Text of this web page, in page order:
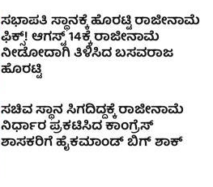
ಸಭಾಪತಿ ಸ್ಥಾನಕ್ಕೆ ಹೊರಟ್ಟಿ ರಾಜೀನಾಮೆ
ಫಿಕ್ಸ್! ಆಗಸ್ಟ್ 14ಕ್ಕೆ ರಾಜೀನಾಮೆ
ನೀಡೋದಾಗಿ ತಿಳಿಸಿದ ಬಸವರಾಜ
ಹೊರಟ್ಟಿ
ಸಚಿವ ಸ್ಥಾನ ಸಿಗದಿದ್ದಕ್ಕೆ ರಾಜೀನಾಮೆ
ನಿರ್ಧಾರ ಪ್ರಕಟಿಸಿದ ಕಾಂಗ್ರೆಸ್
ಶಾಸಕರಿಗೆ ಹೈಕಮಾಂಡ್ ಬಿಗ್ ಶಾಕ್